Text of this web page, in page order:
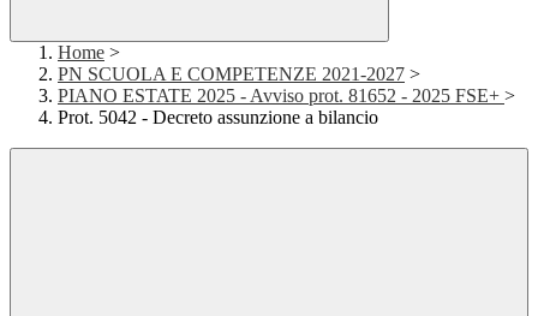
Home >
PN SCUOLA E COMPETENZE 2021-2027 >
PIANO ESTATE 2025 - Avviso prot. 81652 - 2025 FSE+ >
Prot. 5042 - Decreto assunzione a bilancio